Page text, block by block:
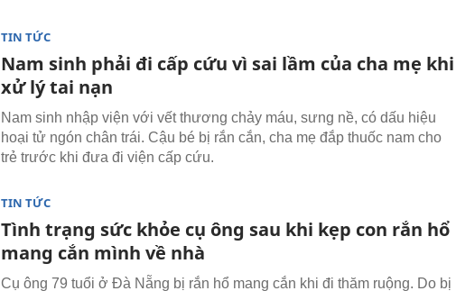
TIN TỨC
Nam sinh phải đi cấp cứu vì sai lầm của cha mẹ khi
xử lý tai nạn
Nam sinh nhập viện với vết thương chảy máu, sưng nề, có dấu hiệu
hoại tử ngón chân trái. Cậu bé bị rắn cắn, cha mẹ đắp thuốc nam cho
trẻ trước khi đưa đi viện cấp cứu.
TIN TỨC
Tình trạng sức khỏe cụ ông sau khi kẹp con rắn hổ
mang cắn mình về nhà
Cụ ông 79 tuổi ở Đà Nẵng bị rắn hổ mang cắn khi đi thăm ruộng. Do bị